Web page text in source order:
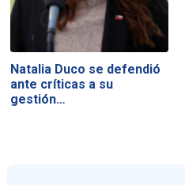
Natalia Duco se defendió
ante críticas a su
gestión…